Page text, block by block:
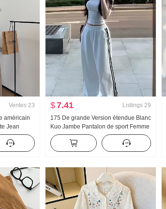
Ventes 23
américain
Jean
$7.41 Listings 29
175 De grande Version étendue Blanc
Kuo Jambe Pantalon de sport Femme
Printemps et automne Nouveau
Polyvalent Rayures Décontracté
Traîne Pantalon